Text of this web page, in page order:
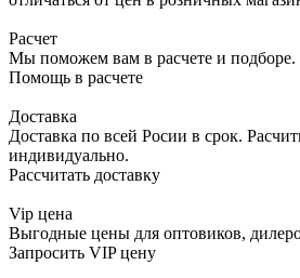
Расчет
Мы поможем вам в расчете и подборе.
Помощь в расчете
Доставка
Доставка по всей Росии в срок.
индивидуально.
Рассчитать доставку
Vip цена
Выгодные цены для оптовиков,
Запросить VIP цену